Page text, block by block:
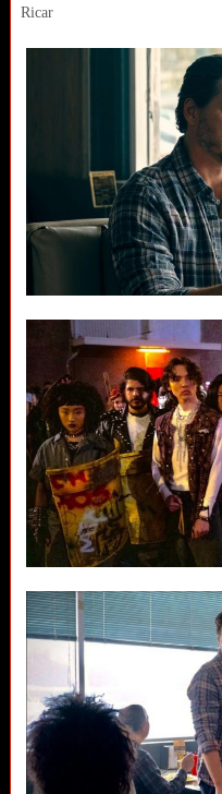
Ricar